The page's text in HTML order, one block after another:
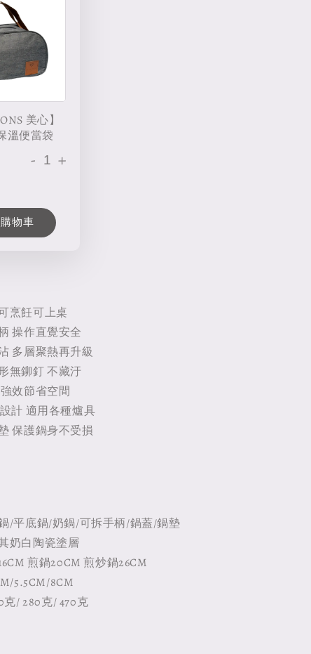
美心】
溫便當袋
- +
物車
烹飪可上桌
操作直覺安全
多層聚熱再升級
無鉚釘 不藏汙
效節省空間
計 適用各種爐具
保護鍋身不受損
/平底鍋/奶鍋/可拆手柄/鍋蓋/鍋墊
奶白陶瓷塗層
煎鍋20CM 煎炒鍋26CM
5.5CM/8CM
克/ 280克/ 470克